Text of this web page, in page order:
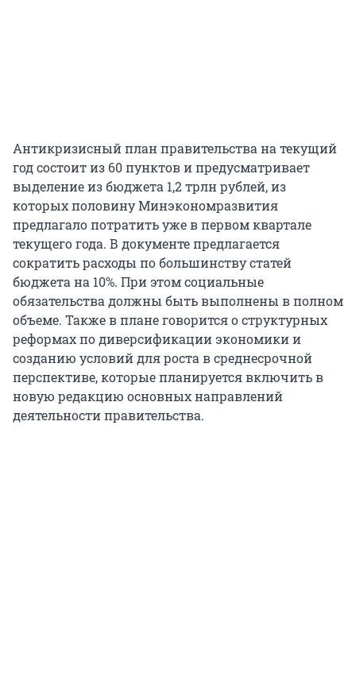
Антикризисный план правительства на текущий
год состоит из 60 пунктов и предусматривает
выделение из бюджета 1,2 трлн рублей, из
которых половину Минэкономразвития
предлагало потратить уже в первом квартале
текущего года. В документе предлагается
сократить расходы по большинству статей
бюджета на 10%. При этом социальные
обязательства должны быть выполнены в полном
объеме. Также в плане говорится о структурных
реформах по диверсификации экономики и
созданию условий для роста в среднесрочной
перспективе, которые планируется включить в
новую редакцию основных направлений
деятельности правительства.